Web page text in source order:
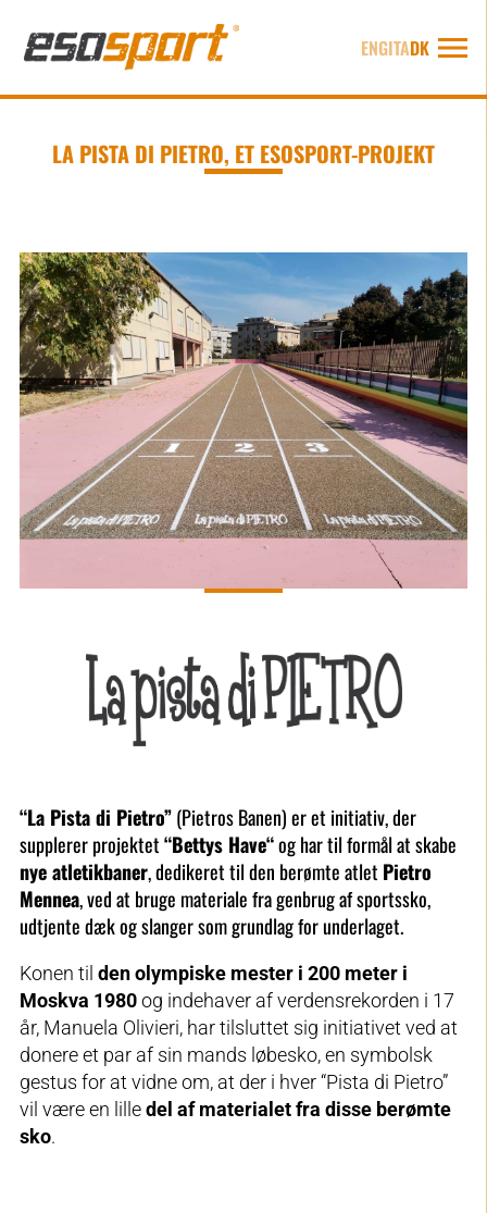
ENGITADK
LA PISTA DI PIETRO, ET ESOSPORT-PROJEKT
“La Pista di Pietro”(Pietros Banen) er et initiativ, der
supplerer projektet“Bettys Have“og har til formål at skabe
nye atletikbaner, dedikeret til den berømte atlet Pietro
Mennea, ved at bruge materiale fra genbrug af sportssko,
udtjente dæk og slanger som grundlag for underlaget.
Konen til den olympiske mester i 200 meter i
Moskva 1980og indehaver af verdensrekorden i 17
år, Manuela Olivieri, har tilsluttet sig initiativet ved at
donere et par af sin mands løbesko, en symbolsk
gestus for at vidne om, at der i hver “Pista di Pietro”
vil være en lilledel af materialet fra disse berømte
sko.